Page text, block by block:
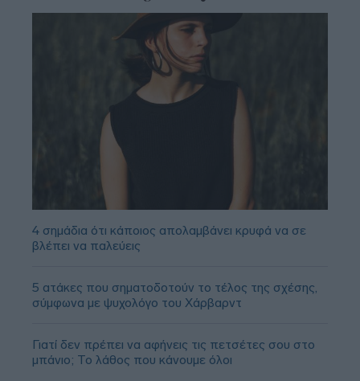
4 σημάδια ότι κάποιος απολαμβάνει κρυφά να σε
βλέπει να παλεύεις
5 ατάκες που σηματοδοτούν το τέλος της σχέσης,
σύμφωνα με ψυχολόγο του Χάρβαρντ
Γιατί δεν πρέπει να αφήνεις τις πετσέτες σου στο
μπάνιο; Το λάθος που κάνουμε όλοι